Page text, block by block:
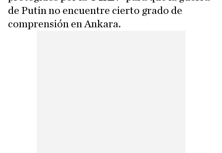
de Putin no encuentre cierto grado de
comprensión en Ankara.